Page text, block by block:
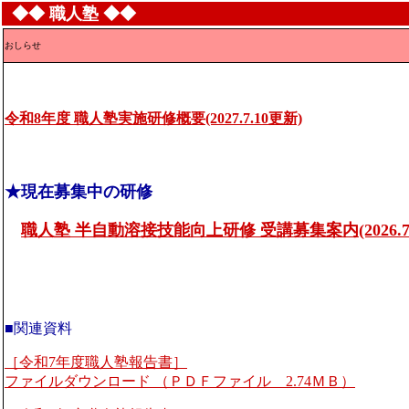
◆◆ 職人塾 ◆◆
おしらせ
令和8年度 職人塾実施研修概要(2027.7.10更新)
★現在募集中の研修
職人塾 半自動溶接技能向上研修 受講募集案内
■関連資料
［令和7年度職人塾報告書］
ファイルダウンロード （ＰＤＦファイル 2.74ＭＢ）